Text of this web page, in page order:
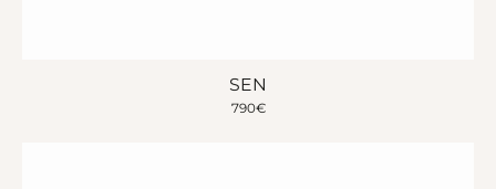
SEN
790€